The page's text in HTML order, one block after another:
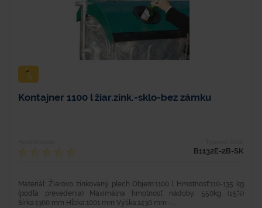
Kontajner 1100 l žiar.zink.-sklo-bez zámku
B1132E-2B-SK
Materiál: Žiarovo zinkovaný plech Objem:1100 l Hmotnosť:110-135 kg
(podľa prevedenia) Maximálna hmotnosť nádoby: 550kg (±5%)
Šírka:1360 mm Hĺbka:1001 mm Výška:1430 mm -...